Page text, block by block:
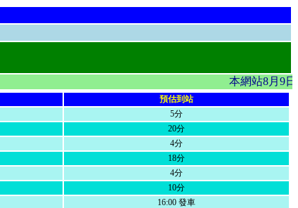
本網站8月9
預估到站
5分
20分
4分
18分
4分
10分
16:00 發車